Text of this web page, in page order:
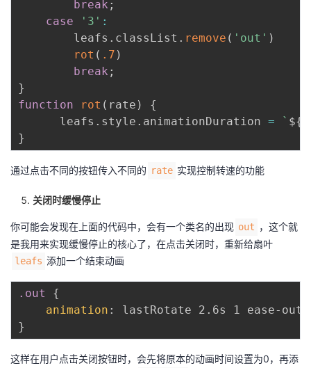
break ;
case
'3' :
        leafs
. classList . remove ( 'out' )
rot ( .7 )
break ;
}
function
rot ( rate )
{
      leafs
. style . animationDuration = ` ${
}
通过点击不同的按钮传入不同的 rate 实现控制转速的功能
关闭时缓慢停止
你可能会发现在上面的代码中，会有一个类名的出现 out ，这个就
是我用来实现缓慢停止的核心了，在点击关闭时，重新给扇叶
leafs 添加一个结束动画
.out
{
animation : lastRotate 2.6s 1 ease-out
}
这样在用户点击关闭按钮时，会先将原本的动画时间设置为0，再添